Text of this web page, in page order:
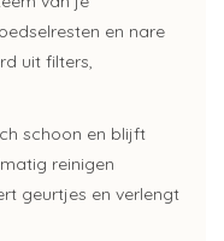
en nare
uit filters,
schoon en blijft
reinigen
geurtjes en verlengt